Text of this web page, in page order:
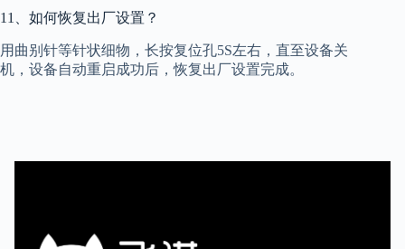
11、如何恢复出厂设置？
用曲别针等针状细物，长按复位孔5S左右，直至设备关
机，设备自动重启成功后，恢复出厂设置完成。